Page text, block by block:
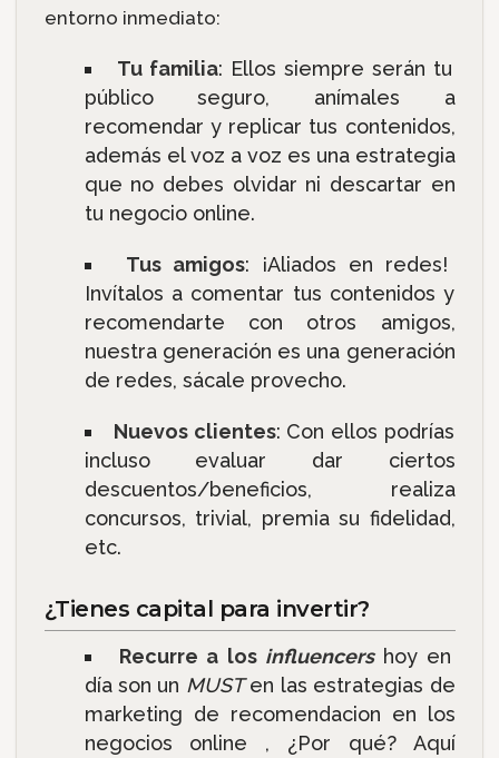
entorno inmediato:
Tu familia: Ellos siempre serán tu
público seguro, anímales a
recomendar y replicar tus contenidos,
además el voz a voz es una estrategia
que no debes olvidar ni descartar en
tu negocio online.
Tus amigos: ¡Aliados en redes!
Invítalos a comentar tus contenidos y
recomendarte con otros amigos,
nuestra generación es una generación
de redes, sácale provecho.
Nuevos clientes: Con ellos podrías
incluso evaluar dar ciertos
descuentos/beneficios, realiza
concursos, trivial, premia su fidelidad,
etc.
¿Tienes capital para invertir?
Recurre a los influencershoy en
día son un MUSTen las estrategias de
marketing de recomendacion en los
negocios online , ¿Por qué? Aquí